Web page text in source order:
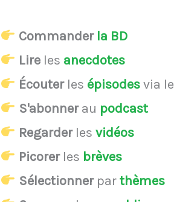
Commander la BD
Lireles anecdotes
Écouterles épisodesvia le
S'abonnerau podcast
Regarderles vidéos
Picorerles brèves
Sélectionnerparthèmes